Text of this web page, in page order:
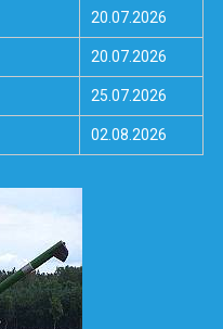
20.07.2026
20.07.2026
25.07.2026
02.08.2026